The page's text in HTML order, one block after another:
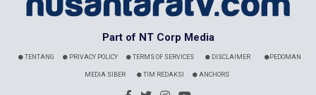
Part of NT Corp Media
TENTANG PRIVACY POLICY TERMS OF SERVICES DISCLAIMER PEDOMAN
MEDIA SIBER TIM REDAKSI ANCHORS